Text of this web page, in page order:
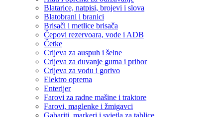
Blatarice, natpisi, brojevi i slova
Blatobrani i branici
Brisači i metlice brisača
Čepovi rezervoara, vode i ADB
Četke
Crijeva za auspuh i šelne
Crijeva za duvanje guma i pribor
Crijeva za vodu i gorivo
Elektro oprema
Enterijer
Farovi za radne mašine i traktore
Farovi, maglenke i žmigavci